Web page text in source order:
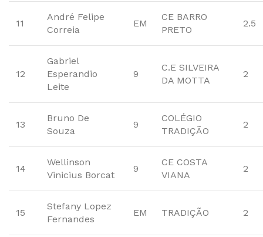
11
André Felipe
Correia
EM
CE BARRO
PRETO
2.5
12
Gabriel
Esperandio
Leite
9
C.E SILVEIRA
DA MOTTA
2
13
Bruno De
Souza
9
COLÉGIO
TRADIÇÃO
2
14
Wellinson
Vinicius Borcat
9
CE COSTA
VIANA
2
15
Stefany Lopez
Fernandes
EM TRADIÇÃO 2